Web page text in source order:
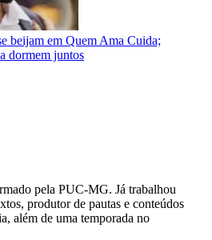
beijam em Quem Ama Cuida;
dormem juntos
pela PUC-MG. Já trabalhou
produtor de pautas e conteúdos
além de uma temporada no